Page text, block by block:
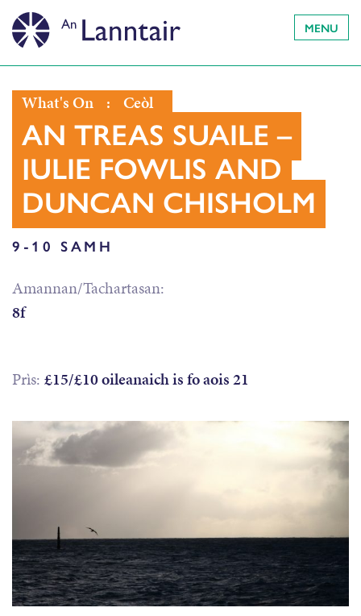
MENU
What's On : Ceòl
AN TREAS SUAILE –
JULIE FOWLIS AND
DUNCAN CHISHOLM
9-10 SAMH
Amannan/Tachartasan:
8f
Prìs: £15/£10 oileanaich is fo aois 21